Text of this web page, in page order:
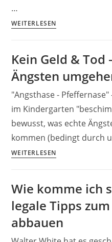
…
WEITERLESEN
extreme
Spartipps
mutige
Sparer
und
Geizhälse
Kein Geld &
Ängsten
"Angsthase -
im Kindergarten
bewusst, was echte
kommen (bedingt durch
WEITERLESEN
Tod
–
Wie
kann
Wie komme ich
legale Tipps
abbauen